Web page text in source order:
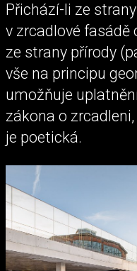
Přichází-li ze
v zrcadlové fasádě
ze strany přírody
vše na principu
umožňuje
zákona o
je poetická.